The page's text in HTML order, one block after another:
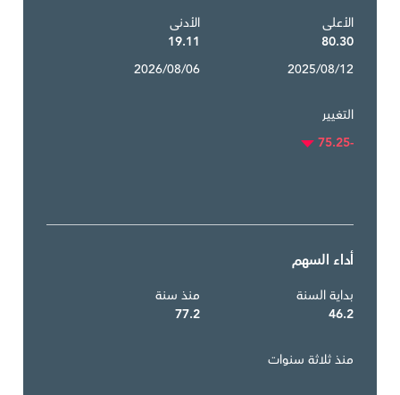
الأعلى
80.30
2025/08/12
الأدنى
19.11
2026/08/06
التغيير
-75.25
أداء السهم
بداية السنة
46.2
منذ سنة
77.2
منذ ثلاثة سنوات